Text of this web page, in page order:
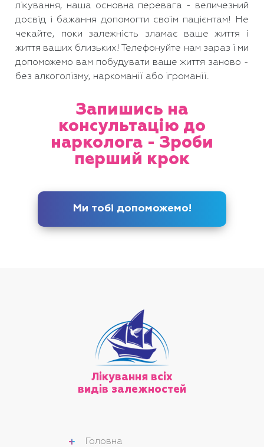
лікування, наша основна перевага - величезний
досвід і бажання допомогти своїм пацієнтам! Не
чекайте, поки залежність зламає ваше життя і
життя ваших близьких! Телефонуйте нам зараз і ми
допоможемо вам побудувати ваше життя заново -
без алкоголізму, наркоманії або ігроманії.
Запишись на
консультацію до
нарколога - Зроби
перший крок
Ми тобі допоможемо!
Лікування всіх
видів залежностей
Головна